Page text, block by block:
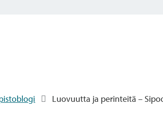
Luovuutta ja perinteitä –